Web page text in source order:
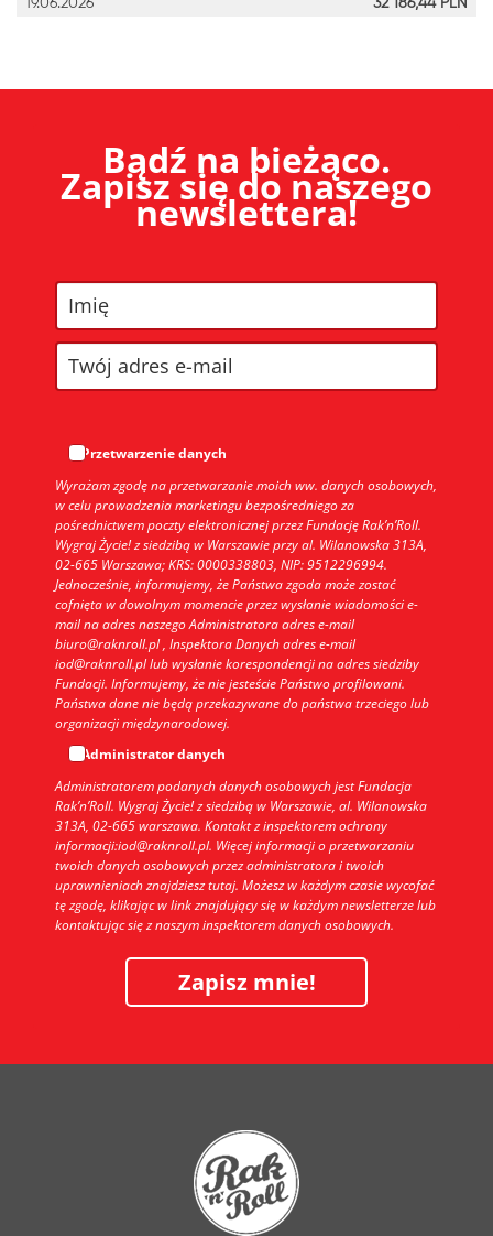
Bądź na bieżąco.
Zapisz się do naszego
newslettera!
Przetwarzenie danych
Wyrażam zgodę na przetwarzanie moich ww. danych osobowych,
w celu prowadzenia marketingu bezpośredniego za
pośrednictwem poczty elektronicznej przez Fundację Rak’n’Roll.
Wygraj Życie! z siedzibą w Warszawie przy al. Wilanowska 313A,
02-665 Warszawa; KRS: 0000338803, NIP: 9512296994.
Jednocześnie, informujemy, że Państwa zgoda może zostać
cofnięta w dowolnym momencie przez wysłanie wiadomości e-
mail na adres naszego Administratora adres e-mail
biuro@raknroll.pl , Inspektora Danych adres e-mail
iod@raknroll.pl lub wysłanie korespondencji na adres siedziby
Fundacji. Informujemy, że nie jesteście Państwo profilowani.
Państwa dane nie będą przekazywane do państwa trzeciego lub
organizacji międzynarodowej.
Administrator danych
Administratorem podanych danych osobowych jest Fundacja
Rak’n’Roll. Wygraj Życie! z siedzibą w Warszawie, al. Wilanowska
313A, 02-665 warszawa. Kontakt z inspektorem ochrony
informacji:iod@raknroll.pl. Więcej informacji o przetwarzaniu
twoich danych osobowych przez administratora i twoich
uprawnieniach znajdziesz tutaj. Możesz w każdym czasie wycofać
tę zgodę, klikając w link znajdujący się w każdym newsletterze lub
kontaktując się z naszym inspektorem danych osobowych.
Zapisz mnie!